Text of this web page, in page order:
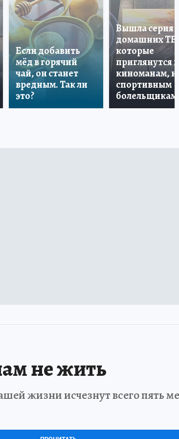
Если добавить
мёд в горячий
чай, он станет
вредным. Так ли
это?
Вышла серия
домашних ТВ,
которые
приглянутся и
киноманам, и
спортивным
болельщикам
не жить
жизни исчезнут всего пять